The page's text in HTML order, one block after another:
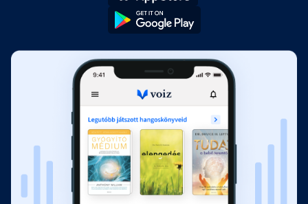
Fejezet hossza: 00:15:33
12. rész
Fejezet hossza: 00:12:12
Fejezet hossza: 00:10:54